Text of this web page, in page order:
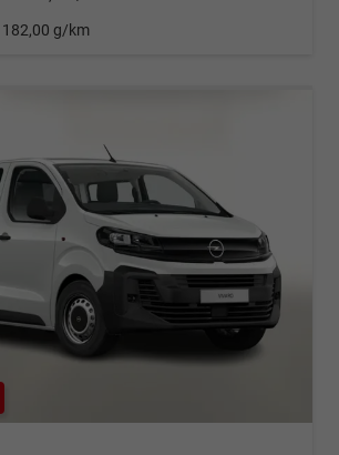
182,00 g/km